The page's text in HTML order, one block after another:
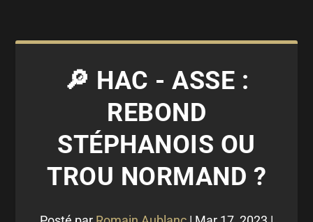
🔎 HAC - ASSE :
REBOND
STÉPHANOIS OU
TROU NORMAND ?